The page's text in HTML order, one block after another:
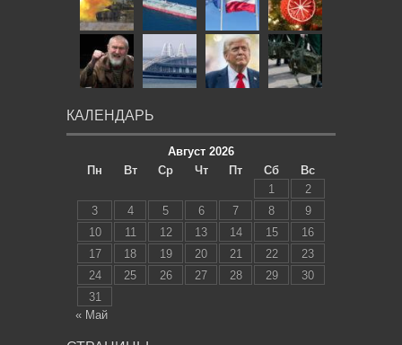
КАЛЕНДАРЬ
Август 2026
Пн
Вт Ср Чт Пт Сб
Вс
1
2
3
4 5 6 7 8
9
10
11 12 13 14 15
16
17
18 19 20 21 22
23
24
25 26 27 28 29
30
31
« Май